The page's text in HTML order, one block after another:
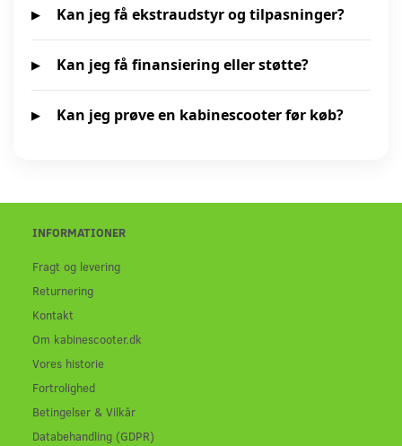
Kan jeg få ekstraudstyr og tilpasninger?
Kan jeg få finansiering eller støtte?
Kan jeg prøve en kabinescooter før køb?
INFORMATIONER
Fragt og levering
Returnering
Kontakt
Om kabinescooter.dk
Vores historie
Fortrolighed
Betingelser & Vilkår
Databehandling (GDPR)